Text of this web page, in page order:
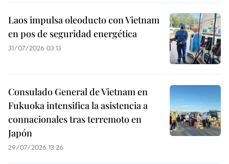
Laos impulsa oleoducto con Vietnam
en pos de seguridad energética
31/07/2026 03:13
Consulado General de Vietnam en
Fukuoka intensifica la asistencia a
connacionales tras terremoto en
Japón
29/07/2026 13:26